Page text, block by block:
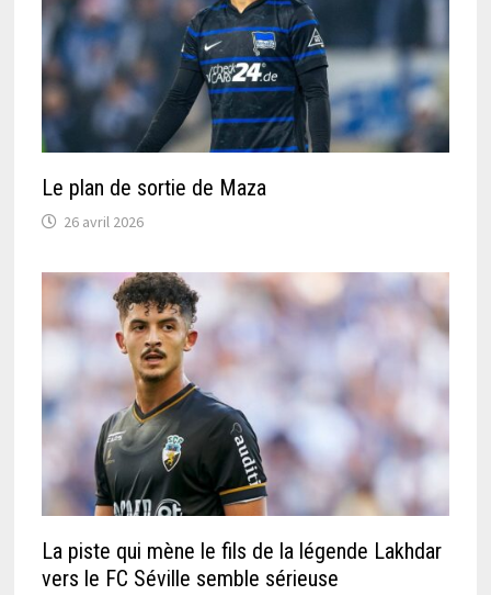
Le plan de sortie de Maza
26 avril 2026
La piste qui mène le fils de la légende Lakhdar
vers le FC Séville semble sérieuse